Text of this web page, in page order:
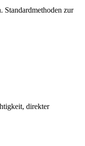
Standardmethoden zur
direkter